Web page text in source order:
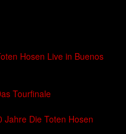
Hosen Live in Buenos
Tourfinale
Jahre Die Toten Hosen